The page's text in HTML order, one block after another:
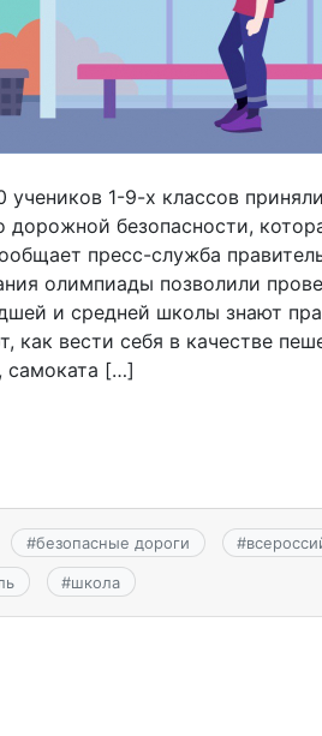
учеников 1-9-х классов
безопасности,
пресс-служба
олимпиады позволили
и средней школы знают
как вести себя в качестве
самоката […]
#безопасные дороги #
#школа